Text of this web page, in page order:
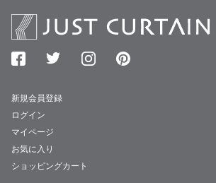
新規会員登録
ログイン
マイページ
お気に入り
ショッピングカート